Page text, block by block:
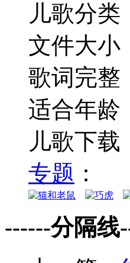
儿歌分
文件大小
歌词完
适合年龄
儿歌下载
专题 ：
------分隔线